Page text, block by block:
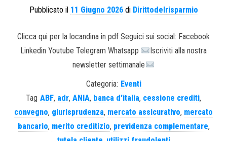
Pubblicato il 11 Giugno 2026di Dirittodelrisparmio
Clicca qui per la locandina in pdf Seguici sui social: Facebook
Linkedin Youtube Telegram Whatsapp
Iscriviti alla nostra
newsletter settimanale
Categoria: Eventi
Tag ABF, adr, ANIA, banca d'italia, cessione crediti,
convegno, giurisprudenza, mercato assicurativo, mercato
bancario, merito creditizio, previdenza complementare,